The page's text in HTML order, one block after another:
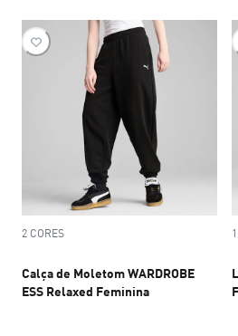
2 CORES
Calça de Moletom WARDROBE
ESS Relaxed Feminina